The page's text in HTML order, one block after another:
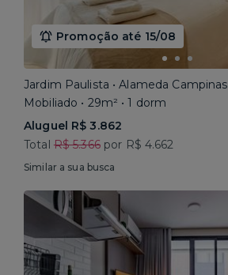
Promoção até 15/08
Jardim Paulista • Alameda Campinas
Mobiliado • 29m² • 1 dorm
Aluguel R$ 3.862
Total R$ 5.366por R$ 4.662
Similar a sua busca